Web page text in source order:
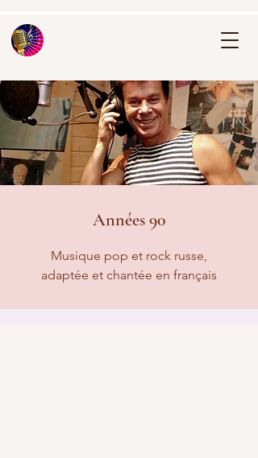
Années 90
Musique pop et rock russe,
adaptée et chantée en français